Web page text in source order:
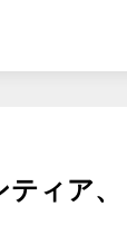
ィア